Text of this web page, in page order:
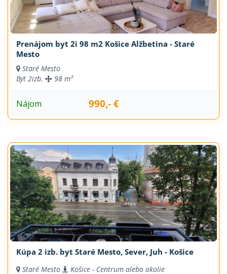
Prenájom byt 2i 98 m2 Košice Alžbetina - Staré
Mesto
Staré Mesto
Byt 2izb. 98 m²
Nájom 990,- €
Kúpa 2 izb. byt Staré Mesto, Sever, Juh - Košice
Staré Mesto
Košice - Centrum alebo okolie